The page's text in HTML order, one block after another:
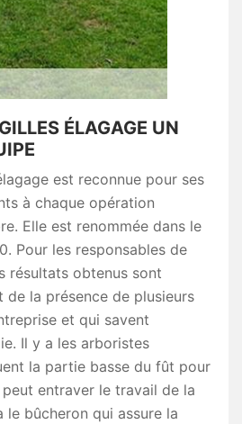
ÉLAGAGE UN
est reconnue pour ses
à chaque opération
Elle est renommée dans le
Pour les responsables de
résultats obtenus sont
de la présence de plusieurs
et qui savent
Il y a les arboristes
la partie basse du fût pour
entraver le travail de la
le bûcheron qui assure la